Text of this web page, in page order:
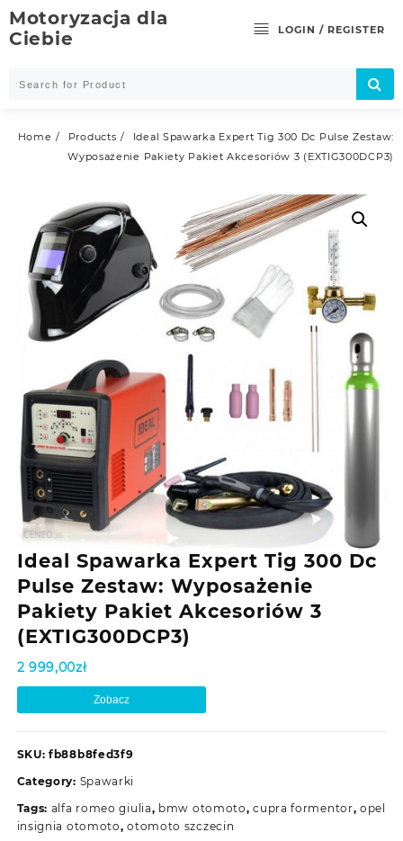
Skip
to
content
Motoryzacja dla
Ciebie
LOGIN / REGISTER
Home Products
Ideal Spawarka Expert Tig 300 Dc Pulse Zestaw:
Wyposażenie Pakiety Pakiet Akcesoriów 3 (EXTIG300DCP3)
Ideal Spawarka Expert Tig 300 Dc
Pulse Zestaw: Wyposażenie
Pakiety Pakiet Akcesoriów 3
(EXTIG300DCP3)
2 999,00zł
Zobacz
SKU: fb88b8fed3f9
Category: Spawarki
Tags: alfa romeo giulia, bmw otomoto,cupra formentor,opel
insignia otomoto,otomoto szczecin